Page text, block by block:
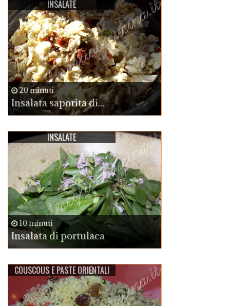
INSALATE
20 minuti
Insalata saporita di...
INSALATE
10 minuti
Insalata di portulaca
COUSCOUS E PASTE ORIENTALI